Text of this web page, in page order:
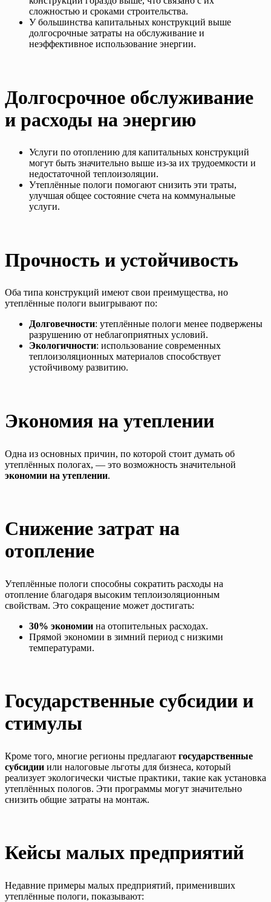
сложностью и сроками строительства.
У большинства капитальных конструкций выше
долгосрочные затраты на обслуживание и
неэффективное использование энергии.
Долгосрочное обслуживание
и расходы на энергию
Услуги по отоплению для капитальных конструкций
могут быть значительно выше из-за их трудоемкости и
недостаточной теплоизоляции.
Утеплённые пологи помогают снизить эти траты,
улучшая общее состояние счета на коммунальные
услуги.
Прочность и устойчивость
Оба типа конструкций имеют свои преимущества, но
утеплённые пологи выигрывают по:
Долговечности: утеплённые пологи менее подвержены
разрушению от неблагоприятных условий.
Экологичности: использование современных
теплоизоляционных материалов способствует
устойчивому развитию.
Экономия на утеплении
Одна из основных причин, по которой стоит думать об
утеплённых пологах, — это возможность значительной
экономии на утеплении.
Снижение затрат на
отопление
Утеплённые пологи способны сократить расходы на
отопление благодаря высоким теплоизоляционным
свойствам. Это сокращение может достигать:
30% экономии на отопительных расходах.
Прямой экономии в зимний период с низкими
температурами.
Государственные субсидии и
стимулы
Кроме того, многие регионы предлагают государственные
субсидии или налоговые льготы для бизнеса, который
реализует экологически чистые практики, такие как установка
утеплённых пологов. Эти программы могут значительно
снизить общие затраты на монтаж.
Кейсы малых предприятий
Недавние примеры малых предприятий, применивших
утеплённые пологи, показывают: